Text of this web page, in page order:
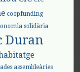
coopfunding
solidària
Duran
assembleàries